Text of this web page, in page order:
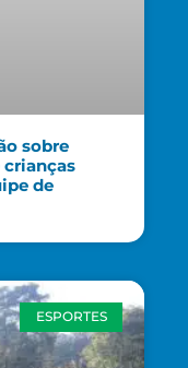
sobre
de
ESPORTES